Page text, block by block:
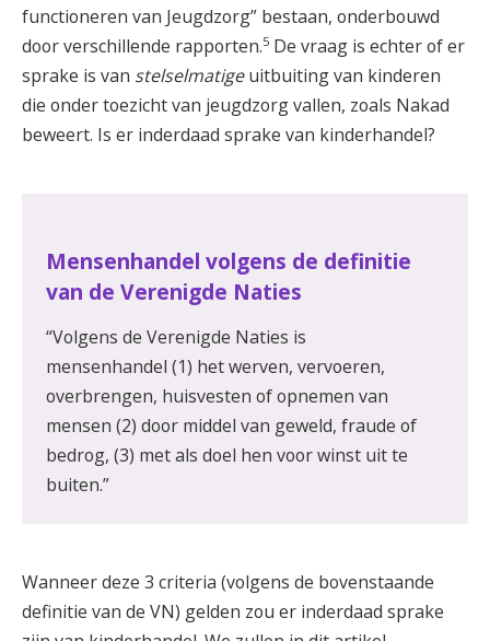
functioneren van Jeugdzorg” bestaan, onderbouwd
door verschillende rapporten.5 De vraag is echter of er
sprake is van stelselmatigeuitbuiting van kinderen
die onder toezicht van jeugdzorg vallen, zoals Nakad
beweert. Is er inderdaad sprake van kinderhandel?
Mensenhandel volgens de definitie
van de Verenigde Naties
“Volgens de Verenigde Naties is
mensenhandel (1) het werven, vervoeren,
overbrengen, huisvesten of opnemen van
mensen (2) door middel van geweld, fraude of
bedrog, (3) met als doel hen voor winst uit te
buiten.”
Wanneer deze 3 criteria (volgens de bovenstaande
definitie van de VN) gelden zou er inderdaad sprake